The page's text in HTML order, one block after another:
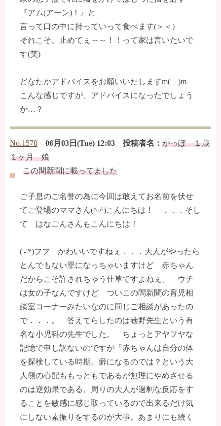
『アム(アーン)！』と
言って口の中に持っていって食べます(＞＜)
それこそ、止めてぇ～～！！って家は言いたいで
す(笑)
どなたかアドバイスをお願いいたしますm(__)m
こんな感じですが、アドバイスになったでしょう
か…？
No.1570 06月03日(Tue) 12:03 投稿者名： かっぽ １歳
１ヶ月 娘
この間新聞に載ってました
ご子息のご名誉の為に今回は敢えてお名前を伏せ
てご登場のママさん(^-^)こんにちは！ ．．．そし
て はなごんさんもこんにちは！
('-'*)フフ かわいいですねぇ．．．大人がやったら
とんでもない罪になっちゃいますけど 赤ちゃん
だからこそ許されちゃう仕草ですよねぇ。 ウチ
は女の子なんですけど ついこの間新聞の育児相
談室コーナーみたいなのに同じご相談があったの
で．．．。 答えてらしたのは巷野先生という有
名な小児科の先生でした。 ちょっとアヤフヤな
記憶で申し訳ないのですが『赤ちゃんは自分の体
を探検している時期。癖になるのでは？という大
人側の心配ももっともであるが無理にやめさせる
のは逆効果である。周りの大人が過剰な反応をす
ることを敏感に感じ取っているので出来るだけ気
にしない素振りをするのが大事。あまりにも続く